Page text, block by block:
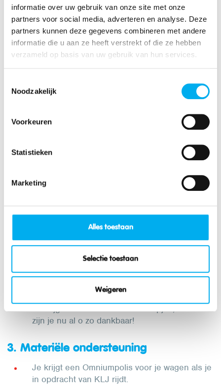
informatie over uw gebruik van onze site met onze
partners voor social media, adverteren en analyse. Deze
partners kunnen deze gegevens combineren met andere
informatie die u aan ze heeft verstrekt of die ze hebben
verzameld op basis van uw gebruik van hun services.
Noodzakelijk
Voorkeuren
Statistieken
Marketing
Alles toestaan
Selectie toestaan
Weigeren
Jij bent onmisbaar (!) op het nationaal +16-
ledeninitiatief zelf om dit grootse evenement in
beeld te brengen.
Je komt gemaakte afspraken binnen
What's in it for you?
1. Een onvergetelijke ervaring op het
2. Begeleiding op maat
van KLJ en je eigen verantwoordelijke
Je krijgt kansen om zelfstandig taken uit te
coördinatie van een groot evenement. Uit
fouten kan je leren!
Je krijgt duizenden schouderklopjes, want we
zijn je nu al o zo dankbaar!
3. Materiële ondersteuning
Je krijgt een Omniumpolis voor je wagen als je
in opdracht van KLJ rijdt.